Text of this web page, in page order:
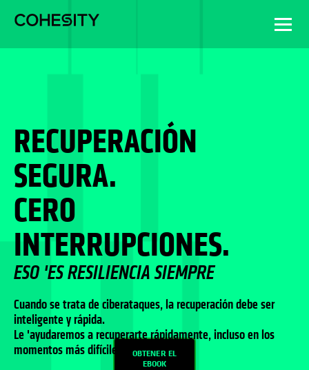
RECUPERACIÓN
SEGURA.
CERO
INTERRUPCIONES.
ESO 'ES RESILIENCIA SIEMPRE
Cuando se trata de ciberataques, la recuperación debe ser
inteligente y rápida.
Le 'ayudaremos a recuperarte rápidamente, incluso en los
momentos más difíciles.
OBTENER EL
EBOOK